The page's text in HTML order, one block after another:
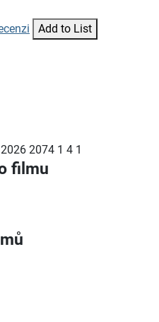
Add to List
2074 1 4 1
filmu